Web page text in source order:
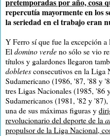
pretemporadas por año, cosa
repercutía mayormente en los
la seriedad en el trabajo eran
Y Ferro sí que fue la excepción
El domino verdeno sólo se vio
títulos y galardones llegaron
dobletesconsecutivos en la Liga
Sudamericano (1986, '87, '88 y
tres Ligas Nacionales (1985, '86
Sudamericanos (1981, '82 y '87),
una de sus máximas figuras y
revolucionario del deporte de la
propulsor de la Liga Nacional,